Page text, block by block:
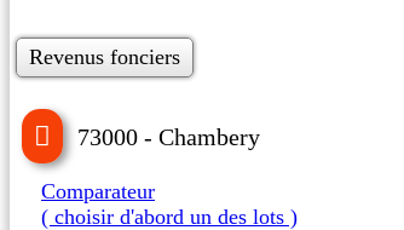
Revenus fonciers
73000 - Chambery
Comparateur
( choisir d'abord un des lots )